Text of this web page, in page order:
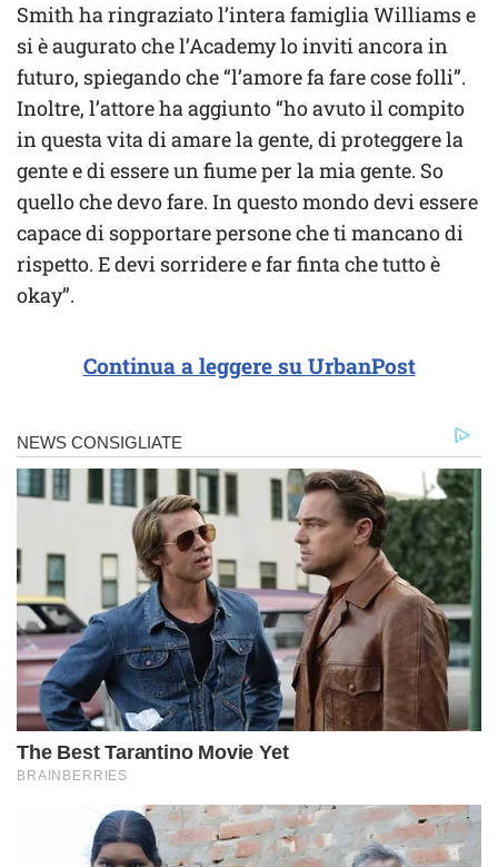
Smith ha ringraziato l’intera famiglia Williams e
si è augurato che l’Academy lo inviti ancora in
futuro, spiegando che “l’amore fa fare cose folli”.
Inoltre, l’attore ha aggiunto “ho avuto il compito
in questa vita di amare la gente, di proteggere la
gente e di essere un fiume per la mia gente. So
quello che devo fare. In questo mondo devi essere
capace di sopportare persone che ti mancano di
rispetto. E devi sorridere e far finta che tutto è
okay”.
Continua a leggere su UrbanPost